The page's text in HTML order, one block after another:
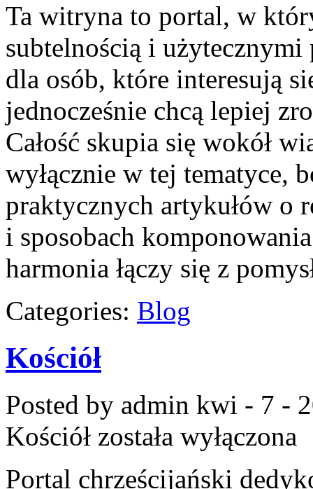
Ta witryna to portal, w
subtelnością i
dla osób, które interesują
jednocześnie chcą lepiej
Całość skupia się wokół
wyłącznie w tej tematyce,
praktycznych artykułów o
i sposobach
harmonia łączy się z
Categories: Blog
Kościół
Posted by admin kwi - 7 -
Kościół została wyłączona
Portal chrześcijański